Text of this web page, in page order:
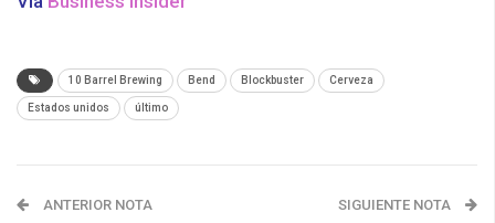
10 Barrel Brewing Bend Blockbuster Cerveza
Estados unidos último
ANTERIOR NOTA SIGUIENTE NOTA